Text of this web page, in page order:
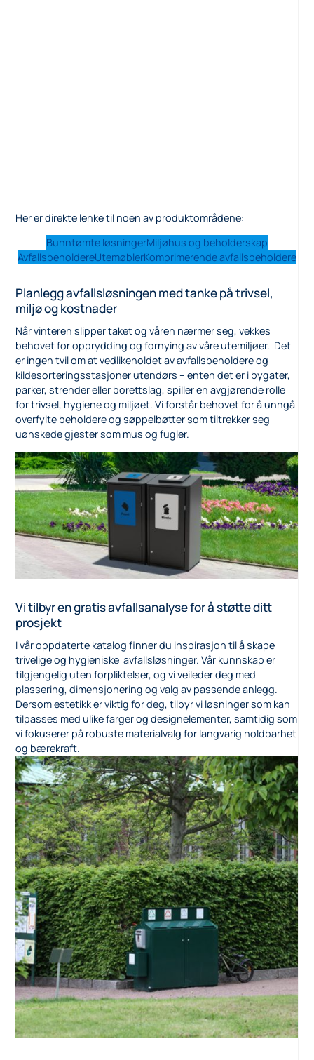
Her er direkte lenke til noen av produktområdene:
Bunntømte løsningerMiljøhus og beholderskap
AvfallsbeholdereUtemøblerKomprimerende avfallsbeholdere
Planlegg avfallsløsningen med tanke på trivsel,
miljø og kostnader
Når vinteren slipper taket og våren nærmer seg, vekkes
behovet for opprydding og fornying av våre utemiljøer. Det
er ingen tvil om at vedlikeholdet av avfallsbeholdere og
kildesorteringsstasjoner utendørs – enten det er i bygater,
parker, strender eller borettslag, spiller en avgjørende rolle
for trivsel, hygiene og miljøet. Vi forstår behovet for å unngå
overfylte beholdere og søppelbøtter som tiltrekker seg
uønskede gjester som mus og fugler.
Vi tilbyr en gratis avfallsanalyse for å støtte ditt
prosjekt
I vår oppdaterte katalog finner du inspirasjon til å skape
trivelige og hygieniske avfallsløsninger. Vår kunnskap er
tilgjengelig uten forpliktelser, og vi veileder deg med
plassering, dimensjonering og valg av passende anlegg.
Dersom estetikk er viktig for deg, tilbyr vi løsninger som kan
tilpasses med ulike farger og designelementer, samtidig som
vi fokuserer på robuste materialvalg for langvarig holdbarhet
og bærekraft.